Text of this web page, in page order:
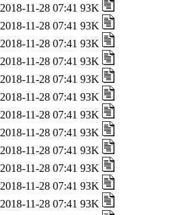
2018-11-28 07:41 93K
2018-11-28 07:41 93K
2018-11-28 07:41 93K
2018-11-28 07:41 93K
2018-11-28 07:41 93K
2018-11-28 07:41 93K
2018-11-28 07:41 93K
2018-11-28 07:41 93K
2018-11-28 07:41 93K
2018-11-28 07:41 93K
2018-11-28 07:41 93K
2018-11-28 07:41 93K